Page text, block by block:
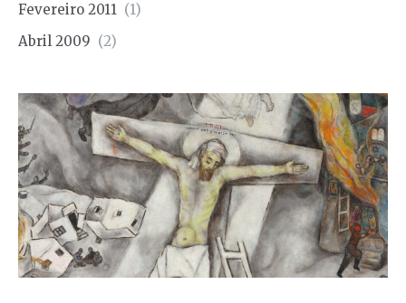
Fevereiro 2011 (1)
Abril 2009 (2)